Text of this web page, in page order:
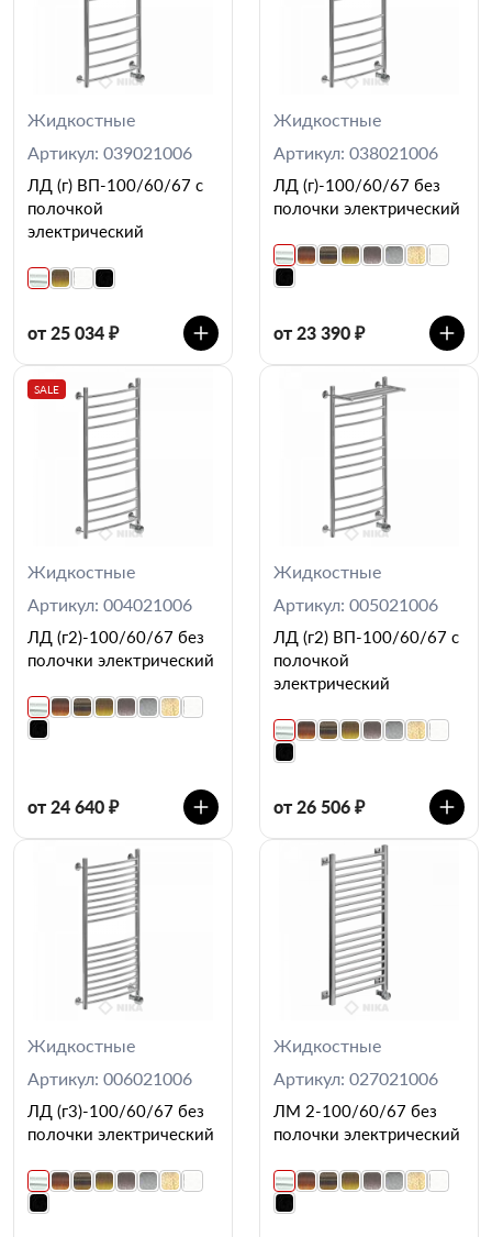
Жидкостные
Артикул: 039021006
ЛД (г) ВП-100/60/67 с
полочкой
электрический
от 25 034 ₽
Жидкостные
Артикул: 038021006
ЛД (г)-100/60/67 без
полочки электрический
от 23 390 ₽
SALE
Жидкостные
Артикул: 004021006
ЛД (г2)-100/60/67 без
полочки электрический
от 24 640 ₽
Жидкостные
Артикул: 005021006
ЛД (г2) ВП-100/60/67 с
полочкой
электрический
от 26 506 ₽
Жидкостные
Артикул: 006021006
ЛД (г3)-100/60/67 без
полочки электрический
Жидкостные
Артикул: 027021006
ЛМ 2-100/60/67 без
полочки электрический